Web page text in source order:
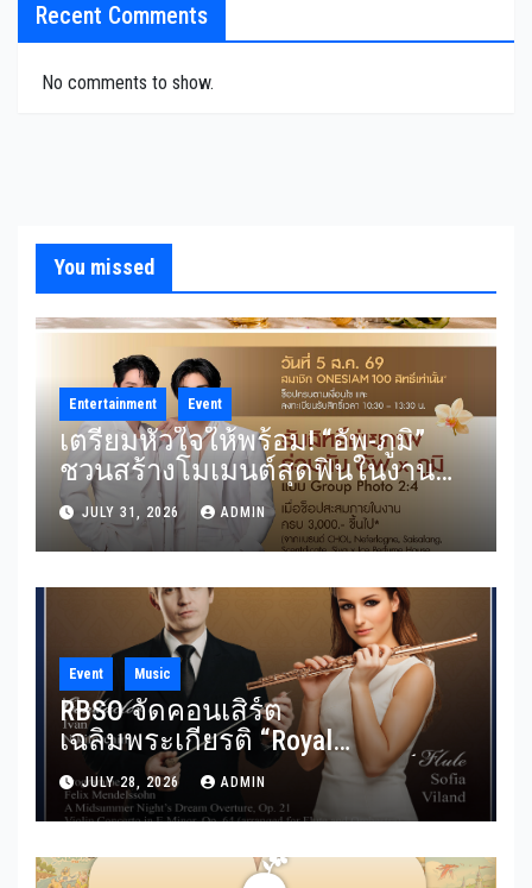
Recent Comments
No comments to show.
You missed
Entertainment Event
เตรียมหัวใจให้พร้อม! “อัพ-ภูมิ”
ชวนสร้างโมเมนต์สุดฟินในงาน
“THE SCENT OF SIAM” ลุ้น Group
Shot แบบใกล้ชิด 5 สิงหาคมนี้
JULY 31, 2026 ADMIN
Event Music
RBSO จัดคอนเสิร์ต
เฉลิมพระเกียรติ “Royal
Benevolence” รวมบทประพันธ์
อมตะจาก Mendelssohn และ
Rimsky-Korsakov 31 กรกฎาคมนี้
JULY 28, 2026 ADMIN